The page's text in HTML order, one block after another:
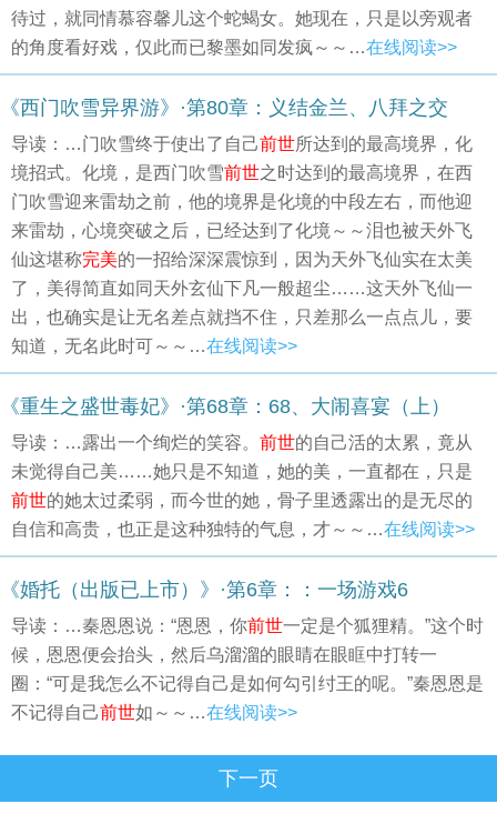
待过，就同情慕容馨儿这个蛇蝎女。她现在，只是以旁观者
的角度看好戏，仅此而已黎墨如同发疯～～…在线阅读>>
《西门吹雪异界游》·第80章：义结金兰、八拜之交
导读：…门吹雪终于使出了自己前世所达到的最高境界，化
境招式。化境，是西门吹雪前世之时达到的最高境界，在西
门吹雪迎来雷劫之前，他的境界是化境的中段左右，而他迎
来雷劫，心境突破之后，已经达到了化境～～泪也被天外飞
仙这堪称完美的一招给深深震惊到，因为天外飞仙实在太美
了，美得简直如同天外玄仙下凡一般超尘……这天外飞仙一
出，也确实是让无名差点就挡不住，只差那么一点点儿，要
知道，无名此时可～～…在线阅读>>
《重生之盛世毒妃》·第68章：68、大闹喜宴（上）
导读：…露出一个绚烂的笑容。 前世的自己活的太累，竟从
未觉得自己美……她只是不知道，她的美，一直都在，只是
前世的她太过柔弱，而今世的她，骨子里透露出的是无尽的
自信和高贵，也正是这种独特的气息，才～～…在线阅读>>
《婚托（出版已上市）》·第6章：：一场游戏6
导读：…秦恩恩说：“恩恩，你前世一定是个狐狸精。”这个时
候，恩恩便会抬头，然后乌溜溜的眼睛在眼眶中打转一
圈：“可是我怎么不记得自己是如何勾引纣王的呢。”秦恩恩是
不记得自己前世如～～…在线阅读>>
下一页